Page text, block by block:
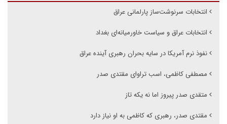
انتخابات سرنوشت‌ساز پارلمانی عراق
انتخابات عراق و سیاست خاورمیانه‌ای بغداد
نفوذ نرم آمریکا در سایه بحران رهبری آینده عراق
مصطفی کاظمی، اسب تراوای مقتدی صدر
متقدی صدر پیروز اما نه یکه تاز
مقتدی صدر، رهبری که کاظمی به او نیاز دارد